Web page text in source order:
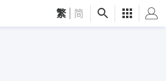
繁 简